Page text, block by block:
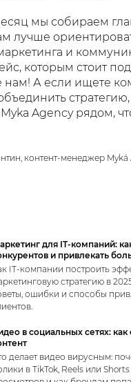
мы собираем
лучше
и
которым стоит
А если ищете
Myka Agency рядом,
контент-менеджер Myká
для IT-компаний:
и привлекать
IT-компании построить
стратегию в
ошибки и способы
в социальных сетях:
делает видео вирусным:
в TikTok, Reels или